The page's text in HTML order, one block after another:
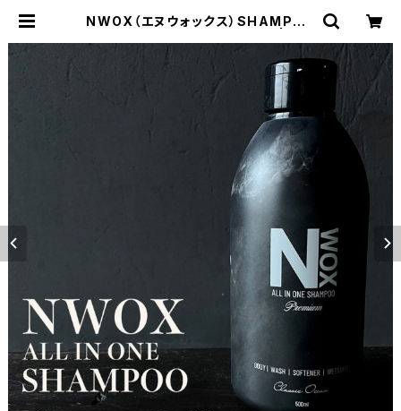
NWOX（エヌウォックス）SHAMPOO
EAN ZONE